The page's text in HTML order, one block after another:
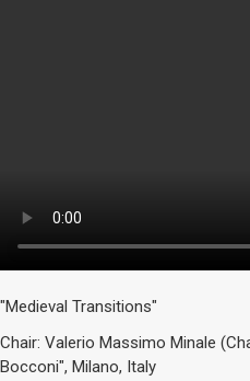
"Medieval Transitions"
Chair: Valerio Massimo Minale
Bocconi", Milano, Italy